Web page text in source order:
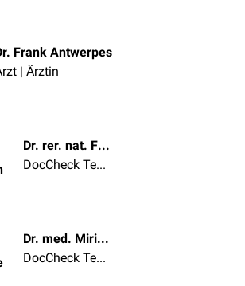
Frank Antwerpes
| Ärztin
Dr. rer. nat. Fabienne Reh
DocCheck Team
Dr. med. Miriam Dodegge
DocCheck Team